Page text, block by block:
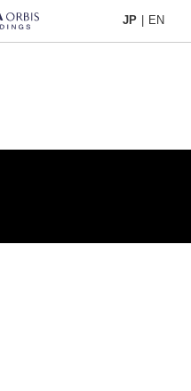
JP EN